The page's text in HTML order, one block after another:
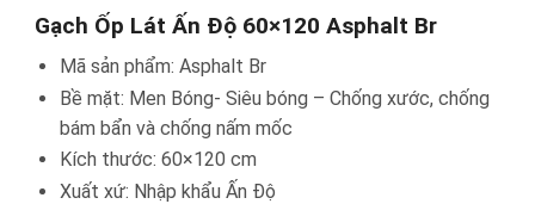
Gạch Ốp Lát Ấn Độ 60×120 Asphalt Br
Mã sản phẩm: Asphalt Br
Bề mặt: Men Bóng- Siêu bóng – Chống xước, chống
bám bẩn và chống nấm mốc
Kích thước: 60×120 cm
Xuất xứ: Nhập khẩu Ấn Độ